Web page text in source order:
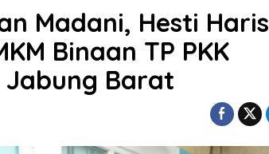
Madani, Hesti Haris
Binaan TP PKK
Jabung Barat